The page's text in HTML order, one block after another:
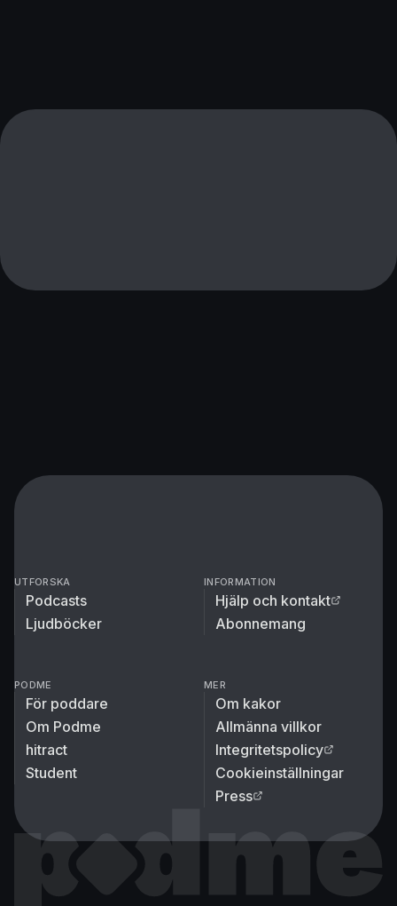
UTFORSKA
Podcasts
Ljudböcker
INFORMATION
Hjälp och kontakt
Abonnemang
PODME
För poddare
Om Podme
hitract
Student
MER
Om kakor
Allmänna villkor
Integritetspolicy
Cookieinställningar
Press